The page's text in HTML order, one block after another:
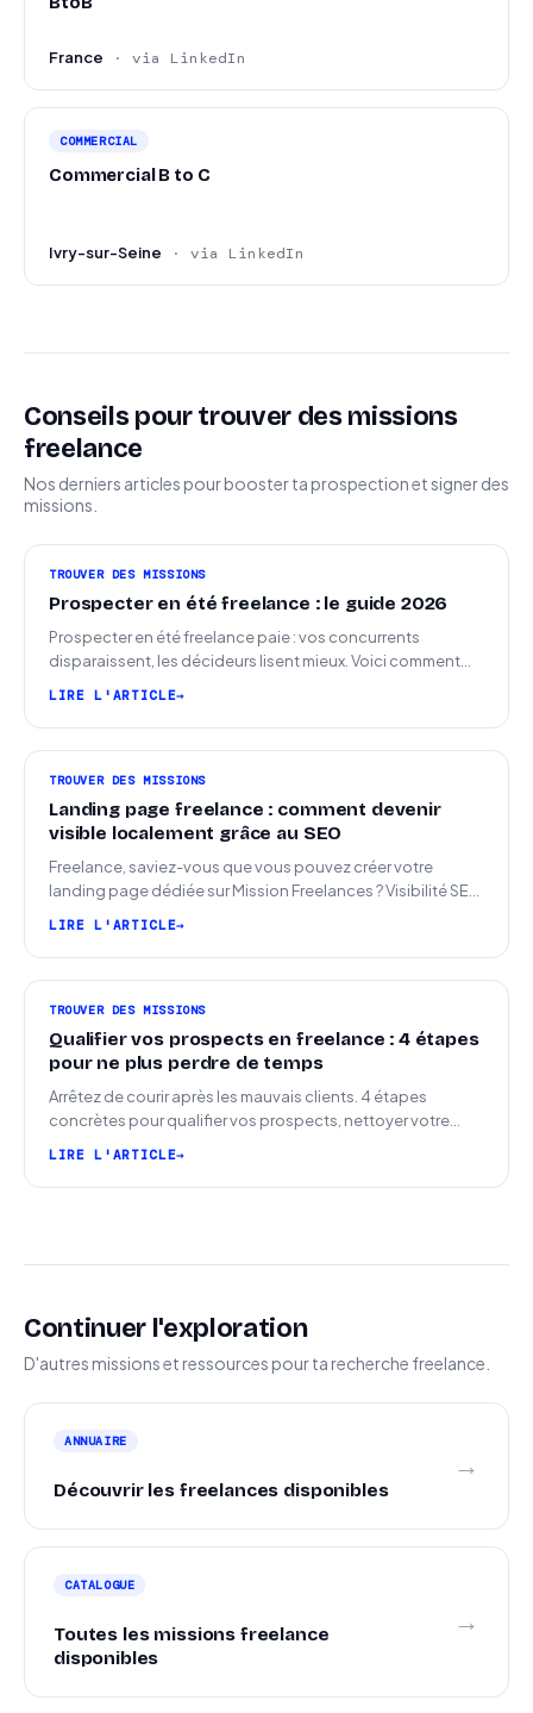
France · via LinkedIn
COMMERCIAL
Commercial B to C
Ivry-sur-Seine · via LinkedIn
Conseils pour trouver des missions
freelance
Nos derniers articles pour booster ta prospection et signer des
missions.
TROUVER DES MISSIONS
Prospecter en été freelance : le guide 2026
Prospecter en été freelance paie : vos concurrents
disparaissent, les décideurs lisent mieux. Voici comment
LIRE L'ARTICLE
TROUVER DES MISSIONS
Landing page freelance : comment devenir
visible localement grâce au SEO
Freelance, saviez-vous que vous pouvez créer votre
landing page dédiée sur Mission Freelances ? Visibilité SEO
LIRE L'ARTICLE
TROUVER DES MISSIONS
Qualifier vos prospects en freelance : 4 étapes
pour ne plus perdre de temps
Arrêtez de courir après les mauvais clients. 4 étapes
concrètes pour qualifier vos prospects, nettoyer votre
LIRE L'ARTICLE
Continuer l'exploration
D'autres missions et ressources pour ta recherche freelance.
ANNUAIRE
Découvrir les freelances disponibles
→
CATALOGUE
Toutes les missions freelance
disponibles
→